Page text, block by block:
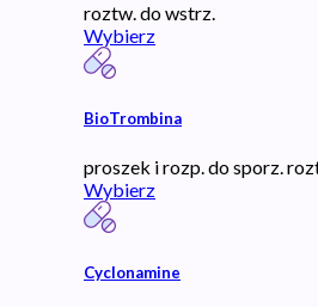
roztw. do wstrz.
Wybierz
BioTrombina
proszek i rozp. do sporz.
Wybierz
Cyclonamine